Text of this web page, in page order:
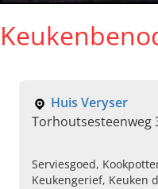
Huis Veryser
Torhoutsesteenweg
Serviesgoed,
Keukengerief, Keuken